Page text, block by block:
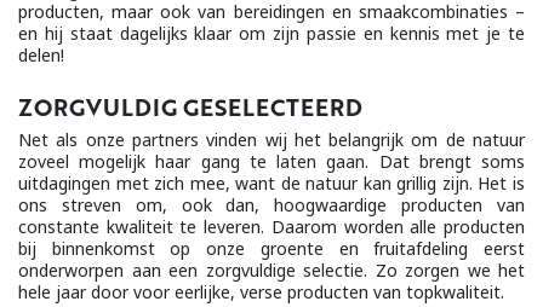
producten, maar ook van bereidingen en smaakcombinaties –
en hij staat dagelijks klaar om zijn passie en kennis met je te
delen!
ZORGVULDIG GESELECTEERD
Net als onze partners vinden wij het belangrijk om de natuur
zoveel mogelijk haar gang te laten gaan. Dat brengt soms
uitdagingen met zich mee, want de natuur kan grillig zijn. Het is
ons streven om, ook dan, hoogwaardige producten van
constante kwaliteit te leveren. Daarom worden alle producten
bij binnenkomst op onze groente en fruitafdeling eerst
onderworpen aan een zorgvuldige selectie. Zo zorgen we het
hele jaar door voor eerlijke, verse producten van topkwaliteit.